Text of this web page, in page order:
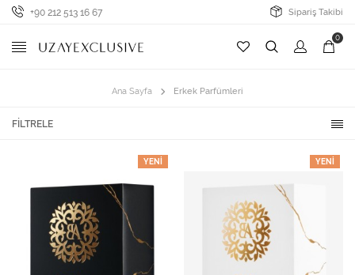
+90 212 513 16 67 Sipariş Takibi
0
Ana Sayfa Erkek Parfümleri
FILTRELE
YENI YENI